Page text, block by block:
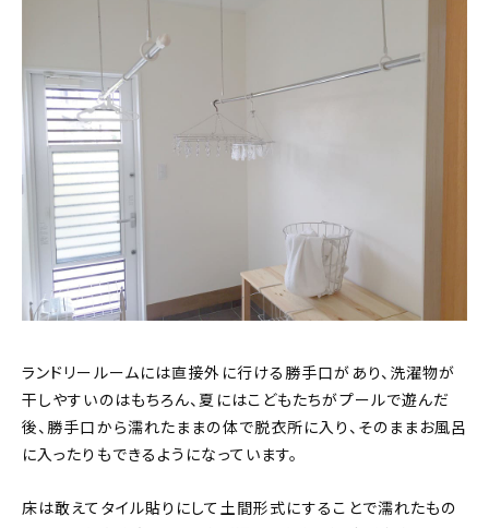
ランドリールームには直接外に行ける勝手口があり、洗濯物が
干しやすいのはもちろん、夏にはこどもたちがプールで遊んだ
後、勝手口から濡れたままの体で脱衣所に入り、そのままお風呂
に入ったりもできるようになっています。
床は敢えてタイル貼りにして土間形式にすることで濡れたもの